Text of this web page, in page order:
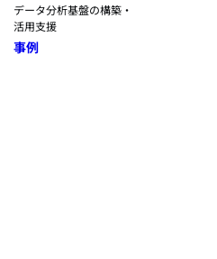
データ分析基盤の構築・
活用支援
事例